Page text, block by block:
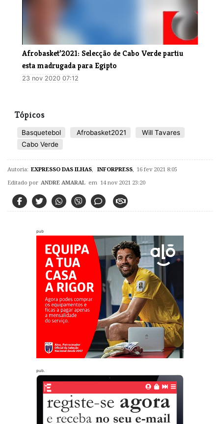
Afrobasket’2021: Selecção de Cabo Verde partiu
esta madrugada para Egipto
23 nov 2020 07:12
Tópicos
Basquetebol Afrobasket2021
Will Tavares
Cabo Verde
Autoria: EXPRESSO DAS ILHAS INFORPRESS 16 fev 2021 8:05
Editado por ANDRE AMARAL em 14 nov 2021 23:20
pub
pub.